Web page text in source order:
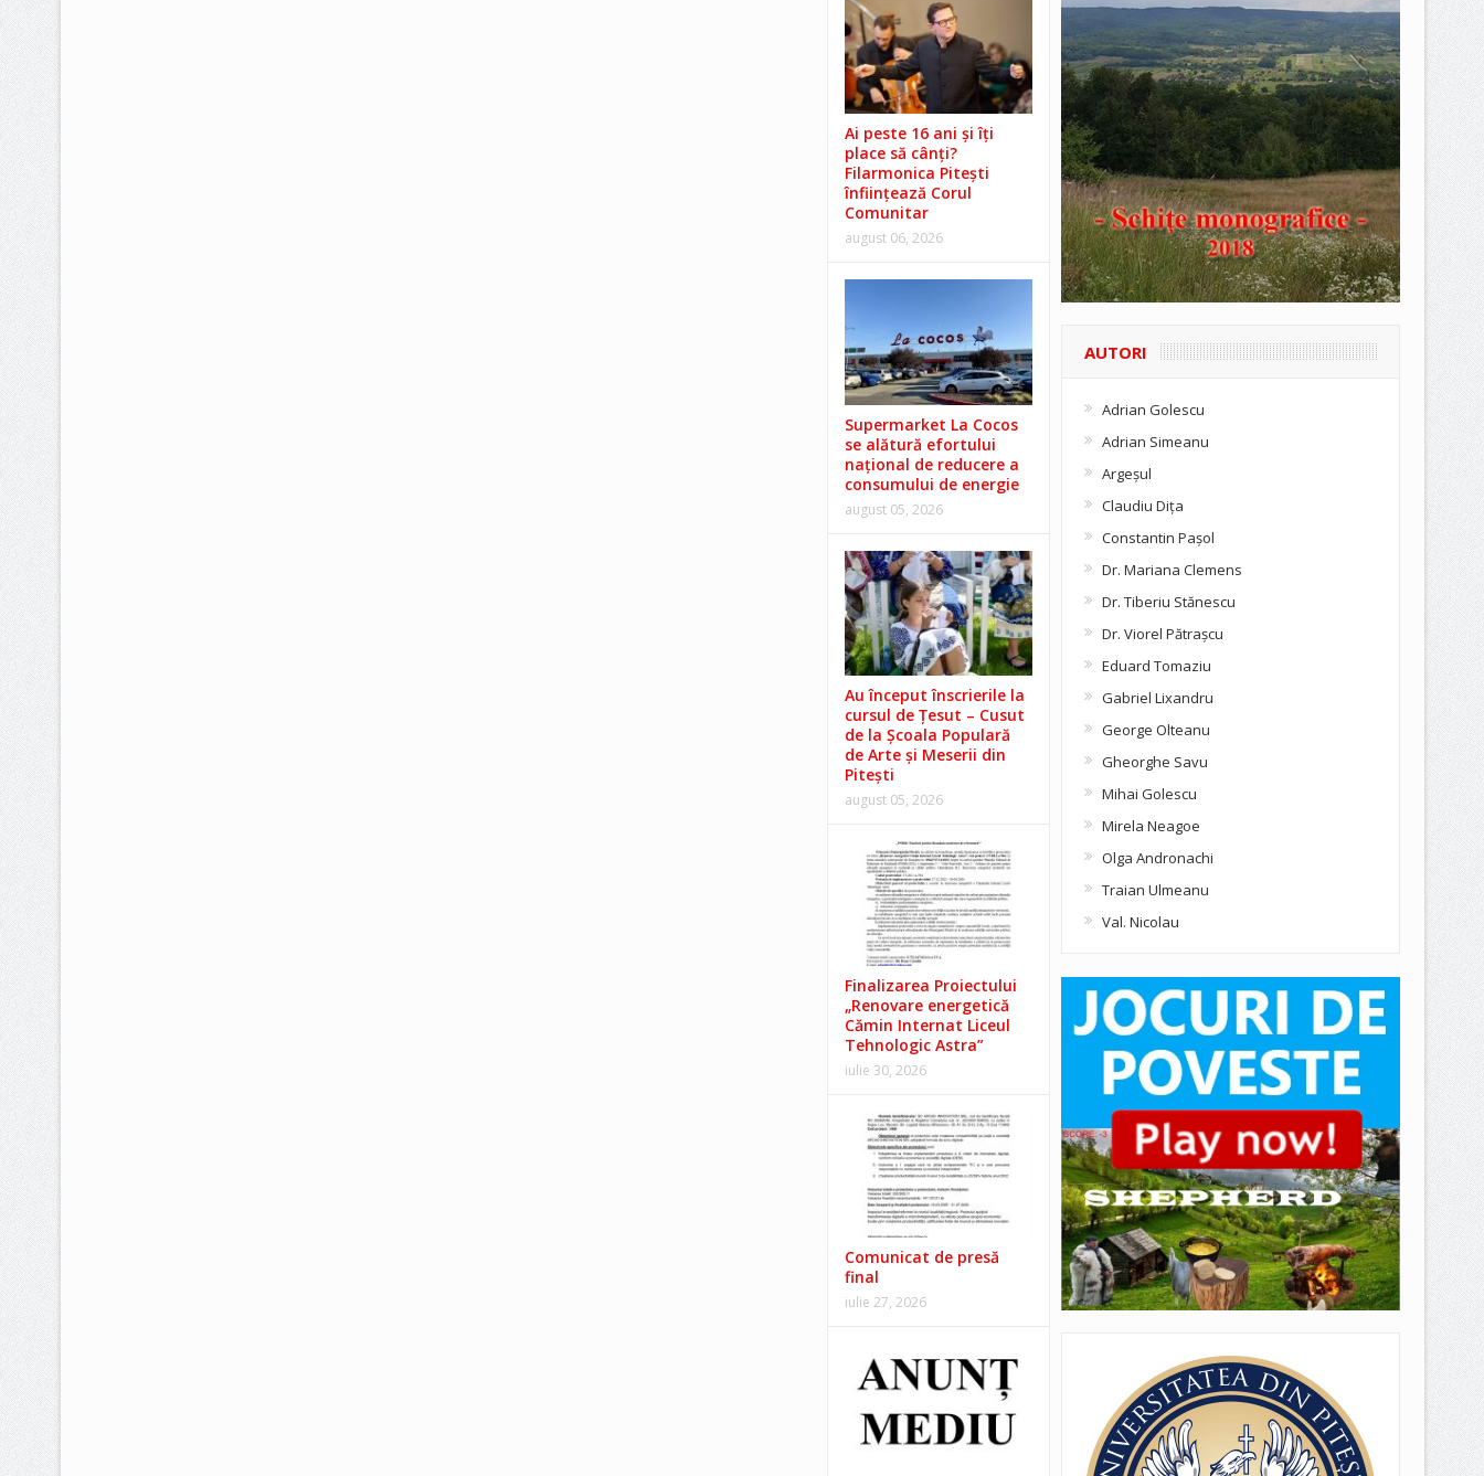
Ai peste 16 ani și îți
place să cânți?
Filarmonica Pitești
înființează Corul
Comunitar
august 06, 2026
Supermarket La Cocos
se alătură efortului
național de reducere a
consumului de energie
august 05, 2026
Au început înscrierile la
cursul de Țesut – Cusut
de la Școala Populară
de Arte și Meserii din
Pitești
august 05, 2026
Finalizarea Proiectului
„Renovare energetică
Cămin Internat Liceul
Tehnologic Astra”
iulie 30, 2026
Comunicat de presă
final
iulie 27, 2026
AUTORI
Adrian Golescu
Adrian Simeanu
Argeşul
Claudiu Diţa
Constantin Pașol
Dr. Mariana Clemens
Dr. Tiberiu Stănescu
Dr. Viorel Pătraşcu
Eduard Tomaziu
Gabriel Lixandru
George Olteanu
Gheorghe Savu
Mihai Golescu
Mirela Neagoe
Olga Andronachi
Traian Ulmeanu
Val. Nicolau